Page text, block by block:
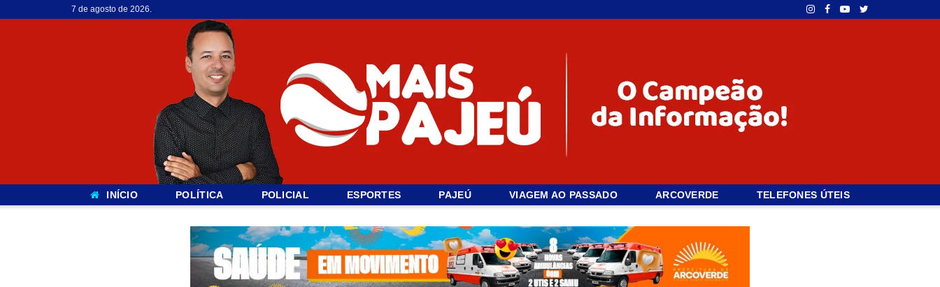
7 de agosto de 2026.
INÍCIO POLÍTICA POLICIAL ESPORTES PAJEÚ VIAGEM AO PASSADO ARCOVERDE TELEFONES ÚTEIS